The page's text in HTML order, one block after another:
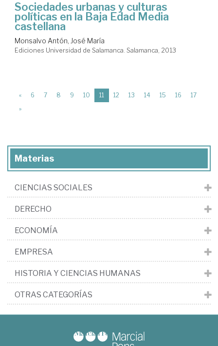
Sociedades urbanas y culturas
políticas en la Baja Edad Media
castellana
Monsalvo Antón, José María
Ediciones Universidad de Salamanca. Salamanca, 2013
« 6 7 8 9 10 11 (current)
12 13 14 15 16
17
»
Materias
CIENCIAS SOCIALES
DERECHO
ECONOMÍA
EMPRESA
HISTORIA Y CIENCIAS HUMANAS
OTRAS CATEGORÍAS